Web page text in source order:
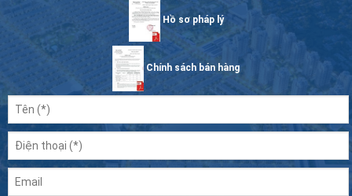
Hồ sơ pháp lý
Chính sách bán hàng